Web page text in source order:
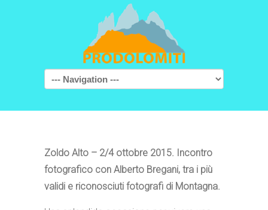
Navigation
Zoldo Alto – 2/4 ottobre 2015. Incontro
fotografico con Alberto Bregani, tra i più
validi e riconosciuti fotografi di Montagna.